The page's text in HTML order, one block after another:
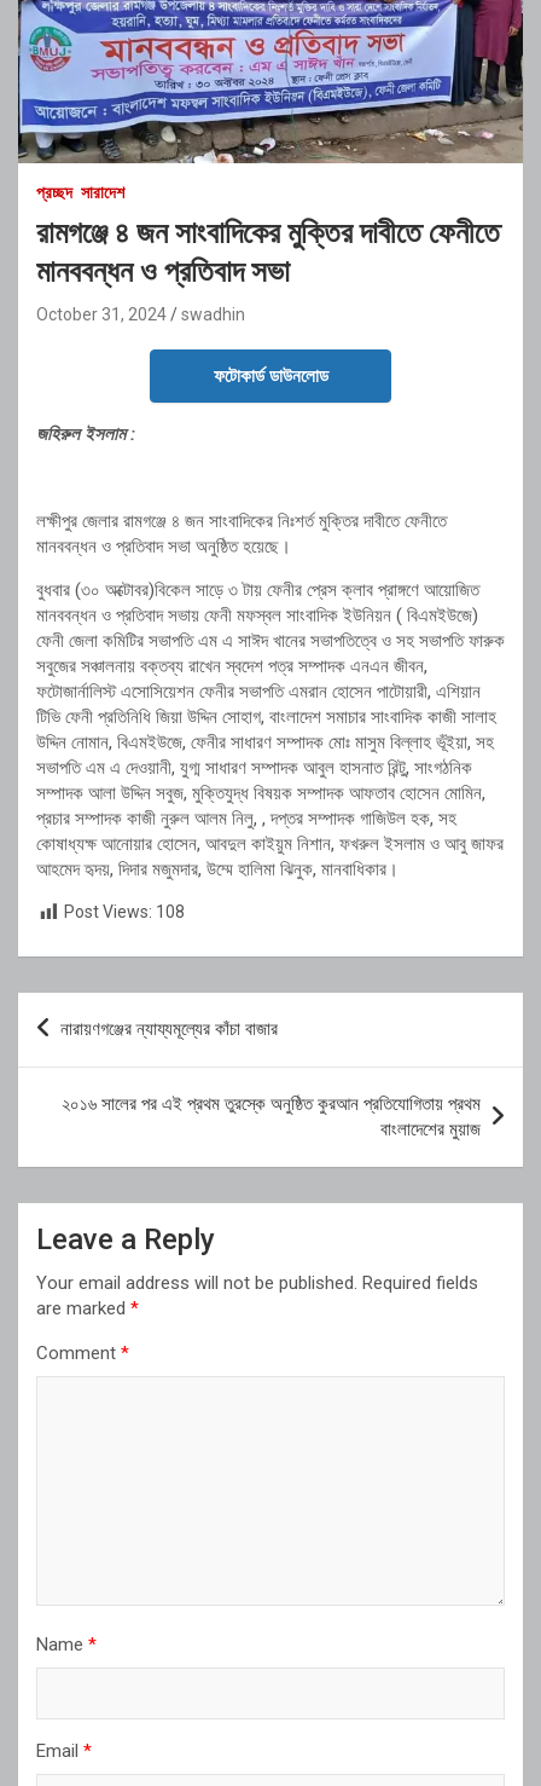
প্রচ্ছদ সারাদেশ
রামগঞ্জে ৪ জন সাংবাদিকের মুক্তির দাবীতে ফেনীতে
মানববন্ধন ও প্রতিবাদ সভা
October 31, 2024 swadhin
ফটোকার্ড ডাউনলোড
জহিরুল ইসলাম :
লক্ষীপুর জেলার রামগঞ্জে ৪ জন সাংবাদিকের নিঃশর্ত মুক্তির দাবীতে ফেনীতে
মানববন্ধন ও প্রতিবাদ সভা অনুষ্ঠিত হয়েছে।
বুধবার (৩০ অক্টোবর)বিকেল সাড়ে ৩ টায় ফেনীর প্রেস ক্লাব প্রাঙ্গণে আয়োজিত
মানববন্ধন ও প্রতিবাদ সভায় ফেনী মফস্বল সাংবাদিক ইউনিয়ন ( বিএমইউজে)
ফেনী জেলা কমিটির সভাপতি এম এ সাঈদ খানের সভাপতিত্বে ও সহ সভাপতি ফারুক
সবুজের সঞ্চালনায় বক্তব্য রাখেন স্বদেশ পত্র সম্পাদক এনএন জীবন,
ফটোজার্নালিস্ট এসোসিয়েশন ফেনীর সভাপতি এমরান হোসেন পাটোয়ারী, এশিয়ান
টিভি ফেনী প্রতিনিধি জিয়া উদ্দিন সোহাগ, বাংলাদেশ সমাচার সাংবাদিক কাজী সালাহ
উদ্দিন নোমান, বিএমইউজে, ফেনীর সাধারণ সম্পাদক মোঃ মাসুম বিল্লাহ ভূঁইয়া, সহ
সভাপতি এম এ দেওয়ানী, যুগ্ম সাধারণ সম্পাদক আবুল হাসনাত রিন্টু, সাংগঠনিক
সম্পাদক আলা উদ্দিন সবুজ, মুক্তিযুদ্ধ বিষয়ক সম্পাদক আফতাব হোসেন মোমিন,
প্রচার সম্পাদক কাজী নুরুল আলম নিলু, , দপ্তর সম্পাদক গাজিউল হক, সহ
কোষাধ্যক্ষ আনোয়ার হোসেন, আবদুল কাইয়ুম নিশান, ফখরুল ইসলাম ও আবু জাফর
আহমেদ হৃদয়, দিদার মজুমদার, উম্মে হালিমা ঝিনুক, মানবাধিকার।
Post Views: 108
Post
navigation
নারায়ণগঞ্জের ন্যায্যমূল্যের কাঁচা বাজার
২০১৬ সালের পর এই প্রথম তুরস্কে অনুষ্ঠিত কুরআন প্রতিযোগিতায় প্রথম
বাংলাদেশের মুয়াজ
Leave a Reply
Your email address will not be published. Required fields
are marked *
Comment *
Name *
Email *